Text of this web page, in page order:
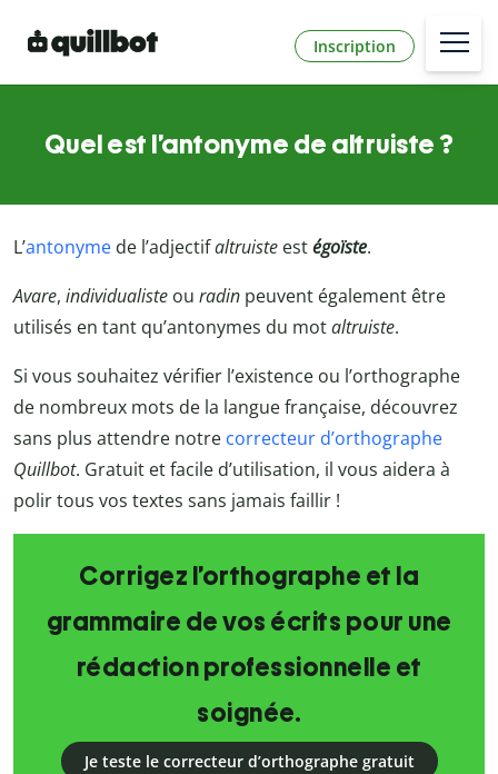
Inscription
Quel est l’antonyme de altruiste ?
L’antonyme de l’adjectifaltruiste estégoïste.
Avare, individualiste ou radin peuvent également être
utilisés en tant qu’antonymes du motaltruiste.
Si vous souhaitez vérifier l’existence ou l’orthographe
de nombreux mots de la langue française, découvrez
sans plus attendre notre correcteur d’orthographe
Quillbot. Gratuit et facile d’utilisation, il vous aidera à
polir tous vos textes sans jamais faillir !
Corrigez l’orthographe et la
grammaire de vos écrits pour une
rédaction professionnelle et
soignée.
Je teste le correcteur d’orthographe gratuit